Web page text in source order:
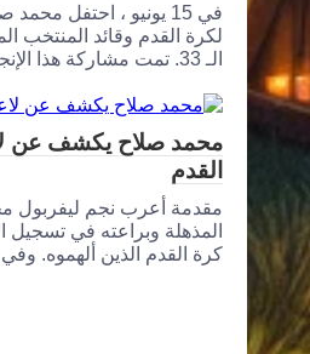
في 15 يونيو ، احتفل
لكرة القدم وقائد المنتخب
الـ 33. تمت مشاركة هذا الإنجاز
محمد صلاح يكشف عن
القدم
مقدمة أعرب نجم ليفربول
المذهلة وبراعته في تسجيل
كرة القدم الذين ألهموه.